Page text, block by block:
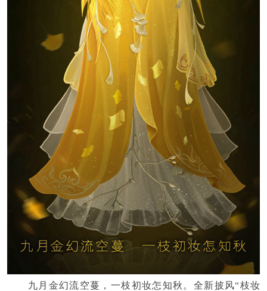
九月金幻流空蔓，一枝初妆怎知秋。全新披风“枝妆